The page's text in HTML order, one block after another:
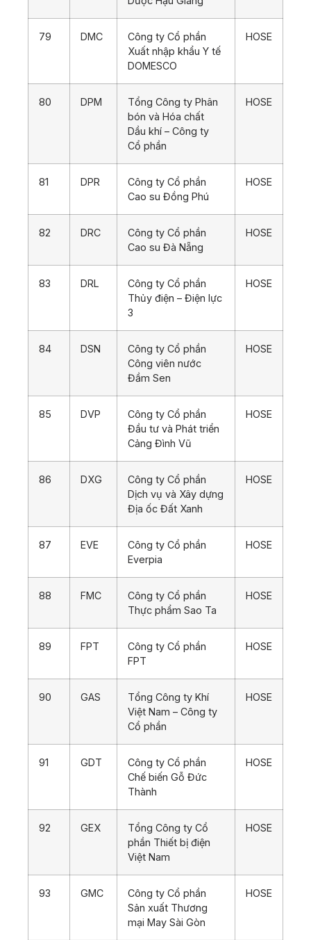
79 DMC
Công ty Cổ phần
Xuất nhập khẩu Y tế
DOMESCO
HOSE
80 DPM
Tổng Công ty Phân
bón và Hóa chất
Dầu khí – Công ty
Cổ phần
HOSE
81 DPR
Công ty Cổ phần
Cao su Đồng Phú
HOSE
82 DRC
Công ty Cổ phần
Cao su Đà Nẵng
HOSE
83 DRL
Công ty Cổ phần
Thủy điện – Điện lực
3
HOSE
84 DSN
Công ty Cổ phần
Công viên nước
Đầm Sen
HOSE
85 DVP
Công ty Cổ phần
Đầu tư và Phát triển
Cảng Đình Vũ
HOSE
86 DXG
Công ty Cổ phần
Dịch vụ và Xây dựng
Địa ốc Đất Xanh
HOSE
87 EVE
Công ty Cổ phần
Everpia
HOSE
88 FMC
Công ty Cổ phần
Thực phẩm Sao Ta
HOSE
89 FPT
Công ty Cổ phần
FPT
HOSE
90 GAS
Tổng Công ty Khí
Việt Nam – Công ty
Cổ phần
HOSE
91 GDT
Công ty Cổ phần
Chế biến Gỗ Đức
Thành
HOSE
92 GEX
Tổng Công ty Cổ
phần Thiết bị điện
Việt Nam
HOSE
93 GMC
Công ty Cổ phần
Sản xuất Thương
mại May Sài Gòn
HOSE